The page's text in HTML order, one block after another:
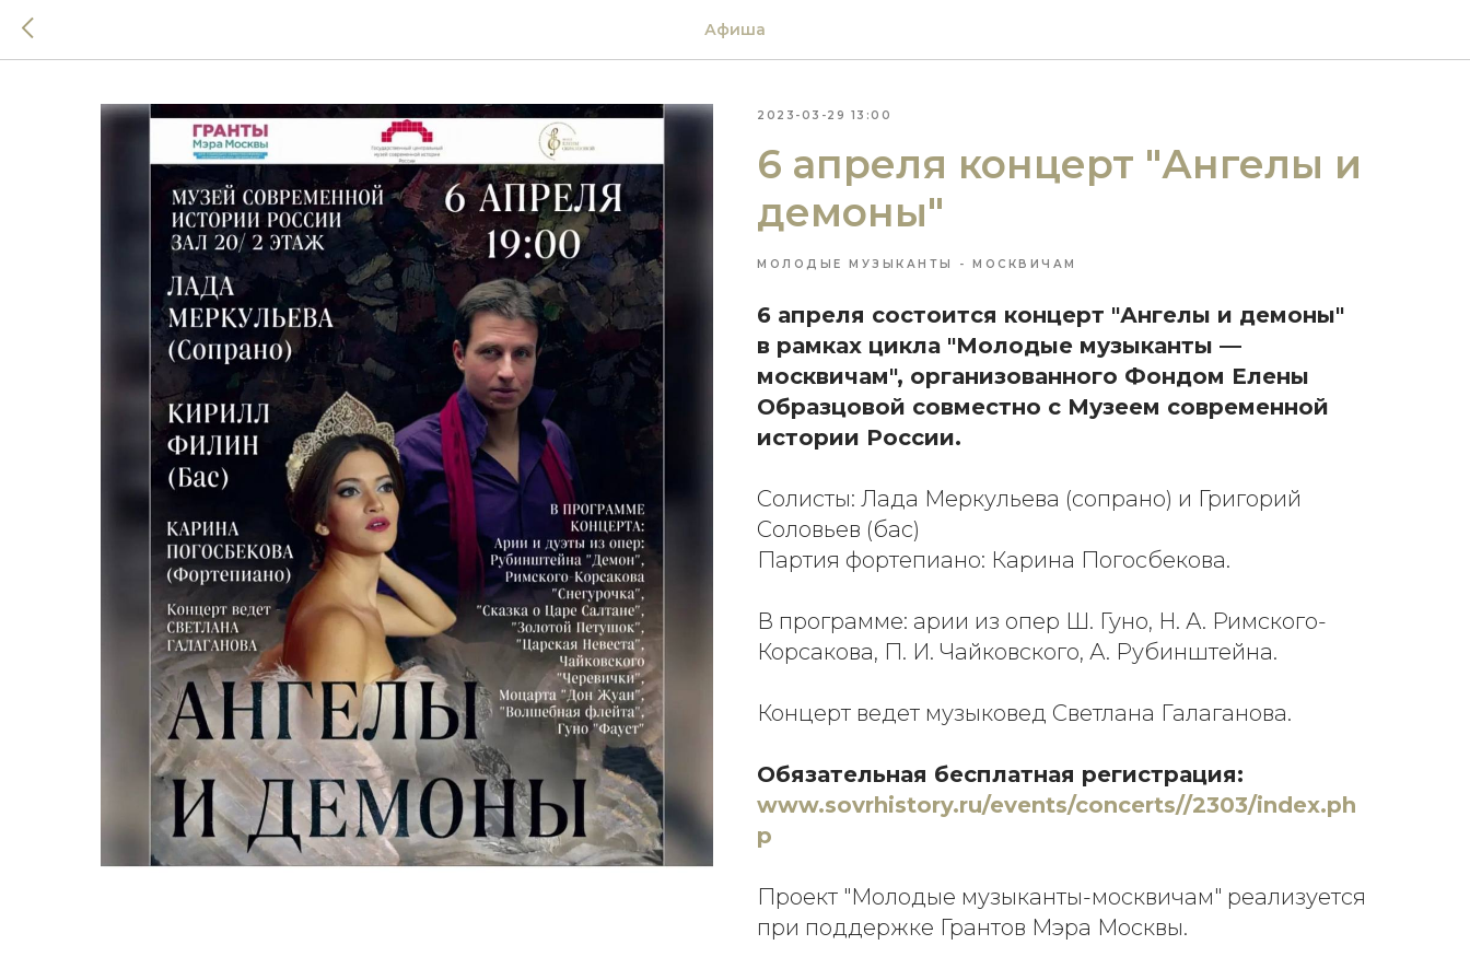
Афиша
2023-03-29 13:00
6 апреля концерт "Ангелы и
демоны"
МОЛОДЫЕ МУЗЫКАНТЫ - МОСКВИЧАМ
6 апреля состоится концерт "Ангелы и демоны"
в рамках цикла "Молодые музыканты —
москвичам", организованного Фондом Елены
Образцовой совместно с Музеем современной
истории России.
Солисты: Лада Меркульева (сопрано) и Григорий
Соловьев (бас)
Партия фортепиано: Карина Погосбекова.
В программе: арии из опер Ш. Гуно, Н. А. Римского-
Корсакова, П. И. Чайковского, А. Рубинштейна.
Концерт ведет музыковед Светлана Галаганова.
Обязательная бесплатная регистрация:
www.sovrhistory.ru/events/concerts//2303/index.ph
p
Проект "Молодые музыканты-москвичам" реализуется
при поддержке Грантов Мэра Москвы.